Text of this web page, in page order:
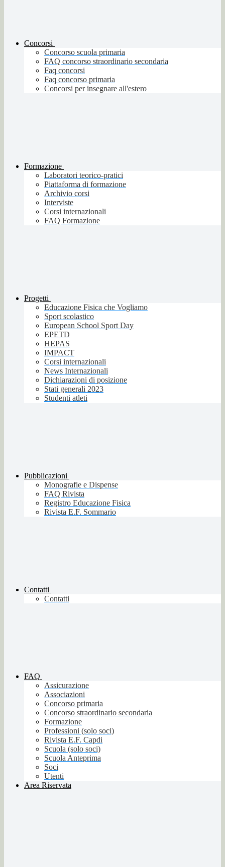
Concorsi
Concorso scuola primaria
FAQ concorso straordinario secondaria
Faq concorsi
Faq concorso primaria
Concorsi per insegnare all'estero
Formazione
Laboratori teorico-pratici
Piattaforma di formazione
Archivio corsi
Interviste
Corsi internazionali
FAQ Formazione
Progetti
Educazione Fisica che Vogliamo
Sport scolastico
European School Sport Day
EPETD
HEPAS
IMPACT
Corsi internazionali
News Internazionali
Dichiarazioni di posizione
Stati generali 2023
Studenti atleti
Pubblicazioni
Monografie e Dispense
FAQ Rivista
Registro Educazione Fisica
Rivista E.F. Sommario
Contatti
Contatti
FAQ
Assicurazione
Associazioni
Concorso primaria
Concorso straordinario secondaria
Formazione
Professioni (solo soci)
Rivista E.F. Capdi
Scuola (solo soci)
Scuola Anteprima
Soci
Utenti
Area Riservata